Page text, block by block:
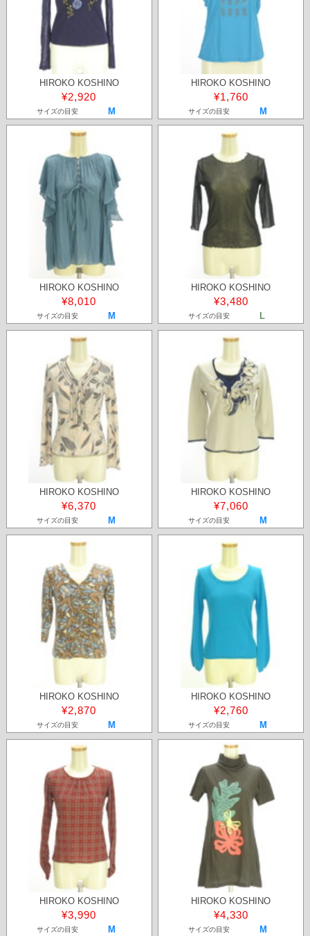
HIROKO KOSHINO
¥2,920
サイズの目安 M
HIROKO KOSHINO
¥1,760
サイズの目安 M
HIROKO KOSHINO
¥8,010
サイズの目安 M
HIROKO KOSHINO
¥3,480
サイズの目安 L
HIROKO KOSHINO
¥6,370
サイズの目安 M
HIROKO KOSHINO
¥7,060
サイズの目安 M
HIROKO KOSHINO
¥2,870
サイズの目安 M
HIROKO KOSHINO
¥2,760
サイズの目安 M
HIROKO KOSHINO
¥3,990
サイズの目安 M
HIROKO KOSHINO
¥4,330
サイズの目安 M